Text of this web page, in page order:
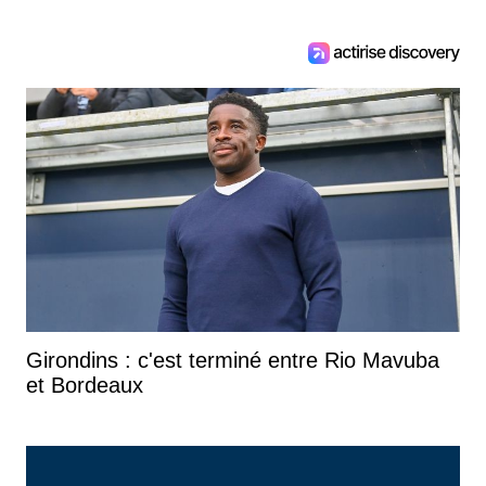
Girondins : c'est terminé entre Rio Mavuba
et Bordeaux